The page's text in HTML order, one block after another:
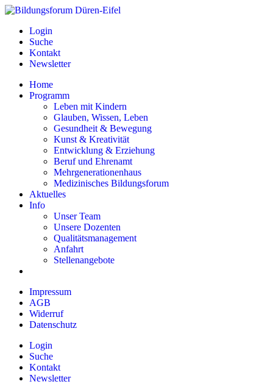
Login
Suche
Kontakt
Newsletter
Home
Programm
Leben mit Kindern
Glauben, Wissen, Leben
Gesundheit & Bewegung
Kunst & Kreativität
Entwicklung & Erziehung
Beruf und Ehrenamt
Mehrgenerationenhaus
Medizinisches Bildungsforum
Aktuelles
Info
Unser Team
Unsere Dozenten
Qualitätsmanagement
Anfahrt
Stellenangebote
Impressum
AGB
Widerruf
Datenschutz
Login
Suche
Kontakt
Newsletter